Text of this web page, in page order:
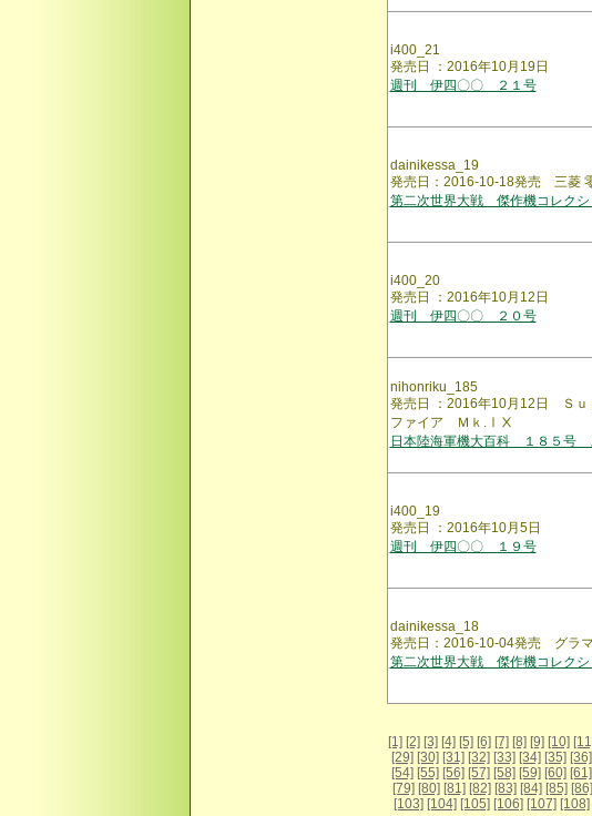
i400_21
発売日 ：2016年10月19日
週刊 伊四〇〇 ２１号
dainikessa_19
発売日：2016-10-18発売 三菱
第二次世界大戦 傑作機コレク
i400_20
発売日 ：2016年10月12日
週刊 伊四〇〇 ２０号
nihonriku_185
発売日 ：2016年10月12日 Ｓ
ファイア Ｍｋ.ⅠⅩ
日本陸海軍機大百科 １８５号
i400_19
発売日 ：2016年10月5日
週刊 伊四〇〇 １９号
dainikessa_18
発売日：2016-10-04発売 グラ
第二次世界大戦 傑作機コレク
[1] [2] [3] [4] [5] [6] [7] [8] [9] [10]
[29] [30] [31] [32] [33] [34] [35] [36]
[54] [55] [56] [57] [58] [59] [60] [61]
[79] [80] [81] [82] [83] [84] [85] [86]
[103] [104] [105] [106] [107] [108]